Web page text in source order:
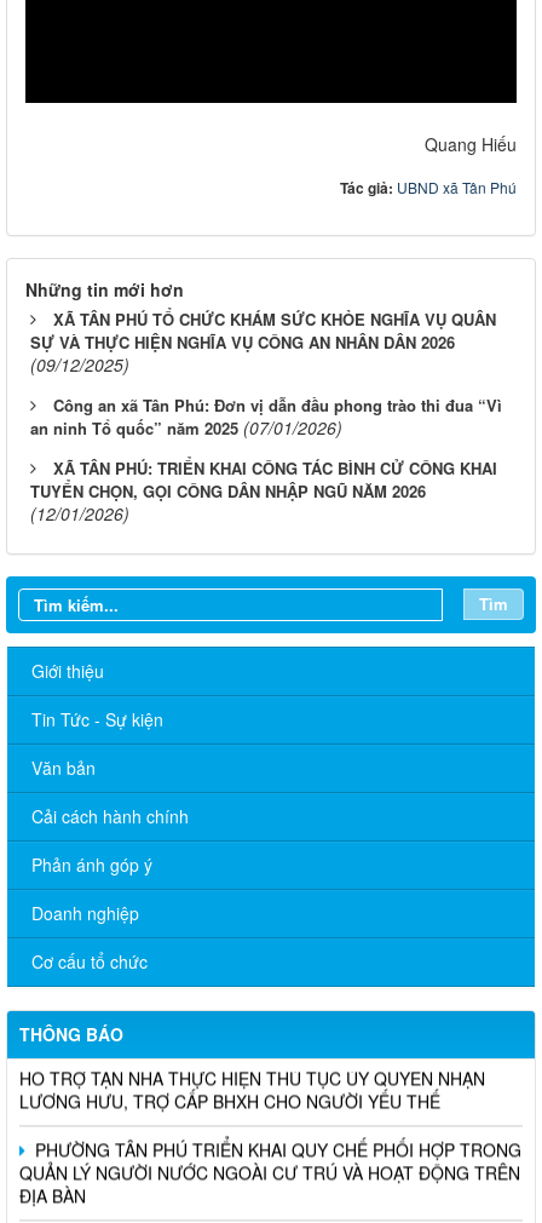
Quang Hiếu
Tác giả: UBND xã Tân Phú
Những tin mới hơn
XÃ TÂN PHÚ TỔ CHỨC KHÁM SỨC KHỎE NGHĨA VỤ QUÂN
SỰ VÀ THỰC HIỆN NGHĨA VỤ CÔNG AN NHÂN DÂN 2026
(09/12/2025)
Công an xã Tân Phú: Đơn vị dẫn đầu phong trào thi đua “Vì
an ninh Tổ quốc” năm 2025 (07/01/2026)
XÃ TÂN PHÚ: TRIỂN KHAI CÔNG TÁC BÌNH CỬ CÔNG KHAI
TUYỂN CHỌN, GỌI CÔNG DÂN NHẬP NGŨ NĂM 2026
(12/01/2026)
Tìm
Giới thiệu
Tin Tức - Sự kiện
Văn bản
Cải cách hành chính
Phản ánh góp ý
Doanh nghiệp
Cơ cấu tổ chức
THÔNG BÁO
TÂN PHÚ TRIỂN KHAI MÔ HÌNH DỊCH VỤ CÔNG LƯU ĐỘNG:
HỖ TRỢ TẬN NHÀ THỰC HIỆN THỦ TỤC ỦY QUYỀN NHẬN
LƯƠNG HƯU, TRỢ CẤP BHXH CHO NGƯỜI YẾU THẾ
PHƯỜNG TÂN PHÚ TRIỂN KHAI QUY CHẾ PHỐI HỢP TRONG
QUẢN LÝ NGƯỜI NƯỚC NGOÀI CƯ TRÚ VÀ HOẠT ĐỘNG TRÊN
ĐỊA BÀN